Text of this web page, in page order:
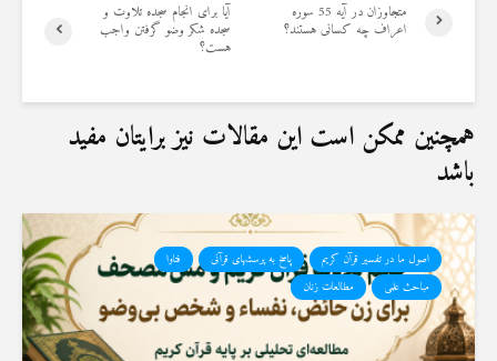
آیا برای انجام سجده تلاوت و
سجده شکر وضو گرفتن واجب
هست؟
متجاوزان در آیه 55 سوره
اعراف چه کسانی هستند؟
همچنین ممکن است این مقالات نیز برایتان مفید
باشد
اصول ما در تفسیر قرآن کریم پاسخ به پرسشهای قرآنی
فتاوا
مباحث علمی
مطالعات زنان